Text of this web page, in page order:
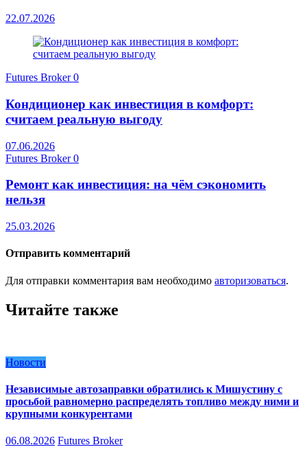
22.07.2026
Futures Broker0
Кондиционер как инвестиция в комфорт:
считаем реальную выгоду
07.06.2026
Futures Broker0
Ремонт как инвестиция: на чём сэкономить
нельзя
25.03.2026
Отправить комментарий
Для отправки комментария вам необходимо авторизоваться.
Читайте также
Новости
Независимые автозаправки обратились к Мишустину с
просьбой равномерно распределять топливо между ними и
крупными конкурентами
06.08.2026 Futures Broker